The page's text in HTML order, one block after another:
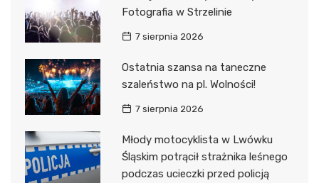
Fotografia w Strzelinie
7 sierpnia 2026
Ostatnia szansa na taneczne
szaleństwo na pl. Wolności!
7 sierpnia 2026
Młody motocyklista w Lwówku
Śląskim potrącił strażnika leśnego
podczas ucieczki przed policją